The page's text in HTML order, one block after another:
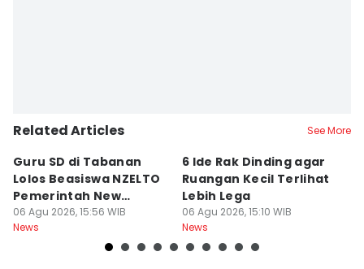
Related Articles See More
Guru SD di Tabanan
Lolos Beasiswa NZELTO
Pemerintah New
Zealand
06 Agu 2026, 15:56 WIB
News
6 Ide Rak Dinding agar
Ruangan Kecil Terlihat
Lebih Lega
06 Agu 2026, 15:10 WIB
News